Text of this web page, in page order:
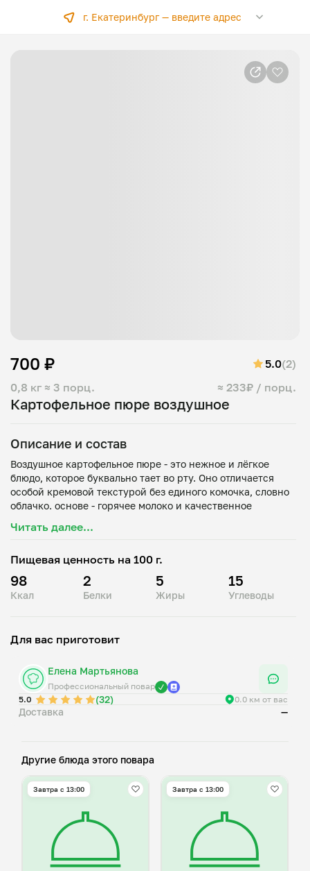
г. Екатеринбург —введите адрес
Картофельное пюре воздушное
0,8 кг ≈ 3 порц. ≈ 233₽ / порц.
700 ₽ 5.0(2)
Описание и состав
Воздушное картофельное пюре - это нежное и лёгкое
блюдо, которое буквально тает во рту. Оно отличается
особой кремовой текстурой без единого комочка, словно
облачко. основе - горячее молоко и качественное
Читать далее...
Пищевая ценность на 100 г.
98
Ккал
2
Белки
5
Жиры
15
Углеводы
Для вас приготовит
Елена Мартьянова
Профессиональный повар
5.0
(32) 0.0 км от вас
Доставка —
Другие блюда этого повара
Завтра c 13:00 Завтра c 13:00